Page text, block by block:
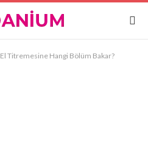
El Titremesine Hangi Bölüm Bakar?